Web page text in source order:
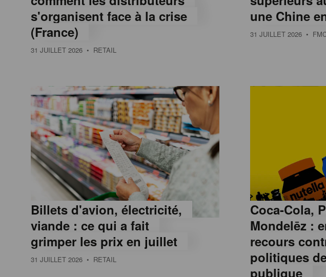
s'organisent face à la crise
(France)
31 JUILLET 2026 • RETAIL
une Chine
31 JUILLET 2026 •
Billets d'avion, électricité,
viande : ce qui a fait
grimper les prix en juillet
31 JUILLET 2026 • RETAIL
Coca-Cola,
Mondelēz :
recours
politiques
publique